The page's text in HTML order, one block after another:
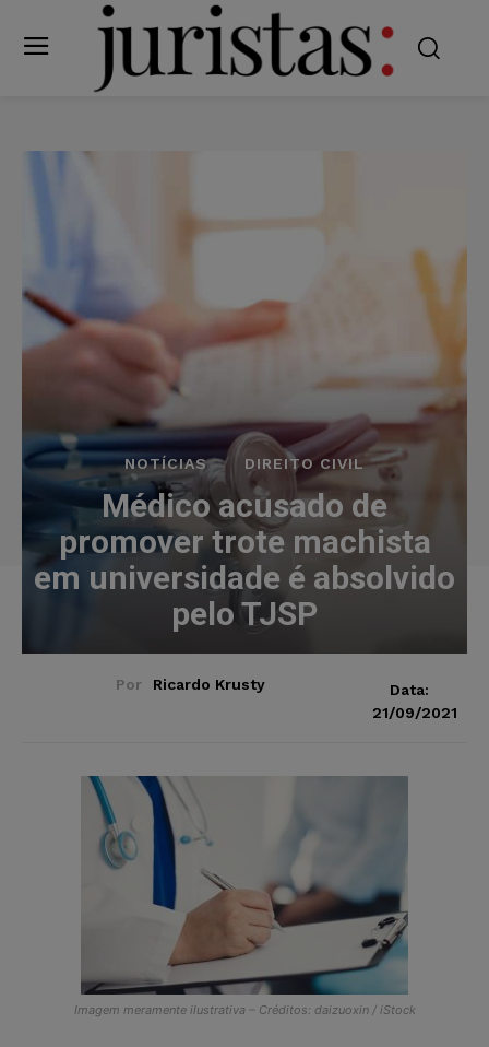
NOTÍCIAS DIREITO CIVIL
Médico acusado de
promover trote machista
em universidade é absolvido
pelo TJSP
Por Ricardo Krusty
Data:
21/09/2021
Imagem meramente ilustrativa – Créditos: daizuoxin / iStock